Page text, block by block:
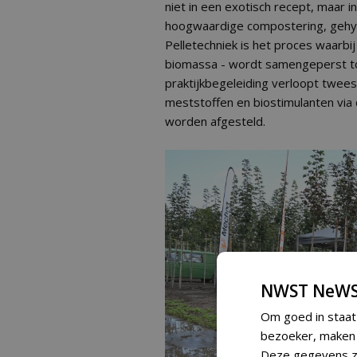
niet in een exotisch recept, maar
hoogwaardige compostering,
Pelletechniek is het proces
biomassa - wordt samengeperst
praktijkbegeleiding verloopt
meststoffen en biostimulanten via
worden afgesteld.
NWST
Om goed in
bezoeker,